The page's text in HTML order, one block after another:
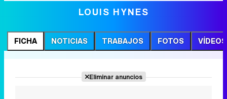
LOUIS HYNES
FICHA NOTICIAS TRABAJOS FOTOS VÍDEOS
Eliminar anuncios